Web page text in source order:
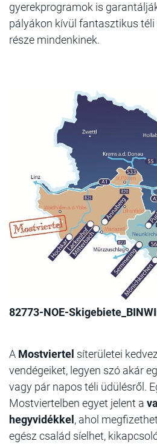
gyerekprogramok is
pályákon kívül fantasztikus téli
része mindenkinek.
82773-NOE-
A Mostviertel síterületei
vendégeiket, legyen szó akár
vagy pár napos téli üdülésről.
Mostviertelben egyet jelent a
hegyvidékkel, ahol
egész család síelhet,